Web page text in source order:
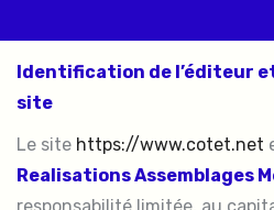
Identification de l’éditeur
site
Le site https://www.cotet.net
Realisations Assemblages